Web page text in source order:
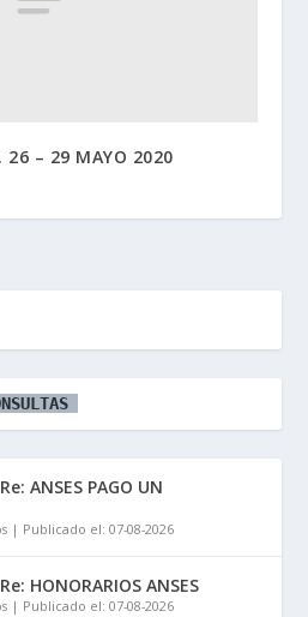
26 – 29 MAYO 2020
ANSES PAGO UN
Publicado el: 07-08-2026
HONORARIOS ANSES
Publicado el: 07-08-2026